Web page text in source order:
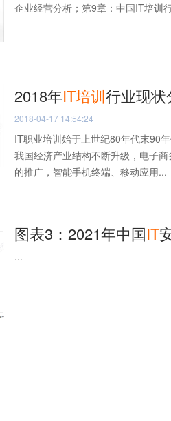
企业经营分析；第9章：中国IT培训
2018年IT培训行业现
2018-04-17 14:54:24
IT职业培训始于上世纪80年代末90
我国经济产业结构不断升级，电子
的推广，智能手机终端、移动应用...
图表3：2021年中国IT
...